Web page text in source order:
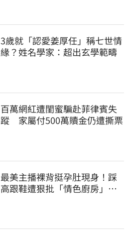
3歲就「認愛姜厚任」稱七世情
緣？姓名學家：超出玄學範疇
百萬網紅遭閨蜜騙赴菲律賓失
蹤 家屬付500萬贖金仍遭撕票
最美主播裸背挺孕肚現身！踩
高跟鞋遭狠批「情色廚房」：